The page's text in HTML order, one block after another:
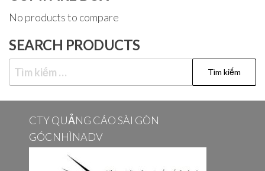
No products to compare
SEARCH PRODUCTS
Tìm
kiếm
cho:
CTY QUẢNG CÁO SÀI GÒN
GÓCNHÌNADV